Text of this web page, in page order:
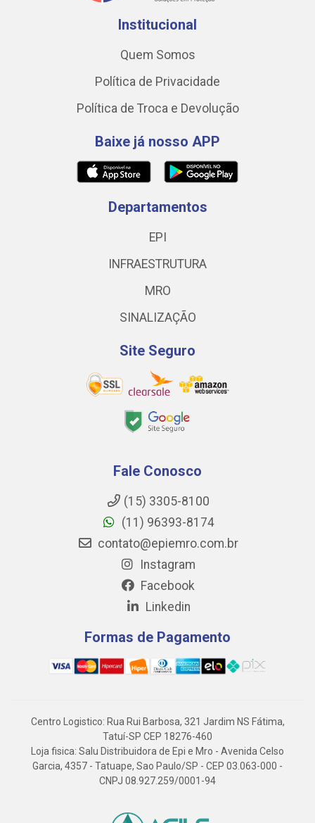
Institucional
Quem Somos
Política de Privacidade
Política de Troca e Devolução
Baixe já nosso APP
Departamentos
EPI
INFRAESTRUTURA
MRO
SINALIZAÇÃO
Site Seguro
Fale Conosco
(15) 3305-8100
(11) 96393-8174
contato@epiemro.com.br
Instagram
Facebook
Linkedin
Formas de Pagamento
Centro Logistico: Rua Rui Barbosa, 321 Jardim NS Fátima,
Tatuí-SP CEP 18276-460
Loja fisica: Salu Distribuidora de Epi e Mro - Avenida Celso
Garcia, 4357 - Tatuape, Sao Paulo/SP - CEP 03.063-000 -
CNPJ 08.927.259/0001-94